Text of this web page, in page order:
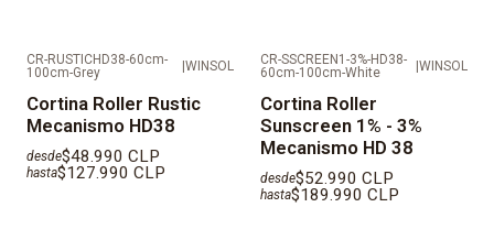
INDEPENDIENTE.
CR-RUSTICHD38-60cm-
100cm-Grey
WINSOL
Cortina Roller Rustic
Mecanismo HD38
desde$48.990 CLP
hasta$127.990 CLP
CR-SSCREEN1-3%-HD38-
60cm-100cm-White
WINSOL
Cortina Roller
Sunscreen 1% - 3%
Mecanismo HD 38
desde$52.990 CLP
hasta$189.990 CLP